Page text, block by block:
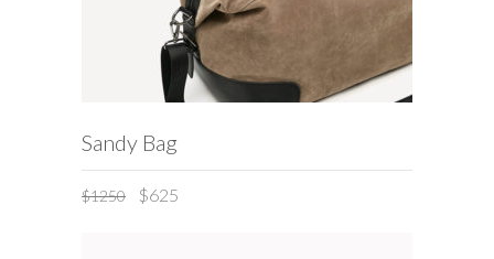
Sandy Bag
$1250 $625